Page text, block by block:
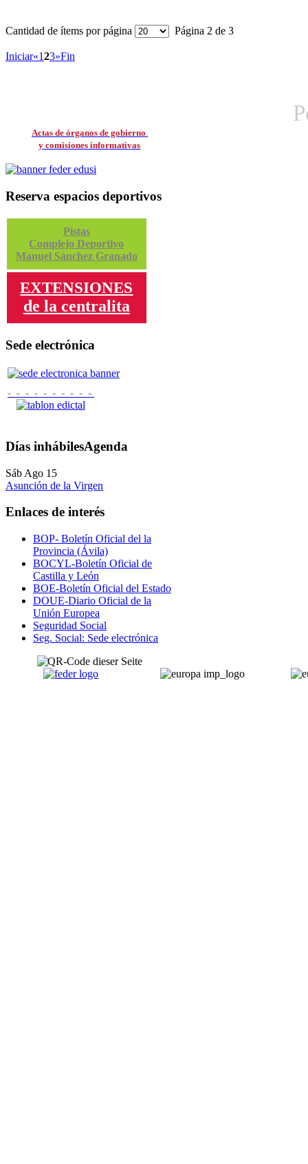
Cantidad de ítems por página Página 2 de 3
Iniciar«123»Fin
Actas de órganos de gobierno
y comisiones informativas
Reserva espacios deportivos
Pistas
Complejo Deportivo
Manuel Sánchez Granado
EXTENSIONES
de la centralita
Sede electrónica
- - - - - - - - - -
Días inhábilesAgenda
Sáb Ago 15
Asunción de la Virgen
Enlaces de interés
BOP- Boletín Oficial del la
Provincia (Ávila)
BOCYL-Boletín Oficial de
Castilla y León
BOE-Boletín Oficial del Estado
DOUE-Diario Oficial de la
Unión Europea
Seguridad Social
Seg. Social: Sede electrónica